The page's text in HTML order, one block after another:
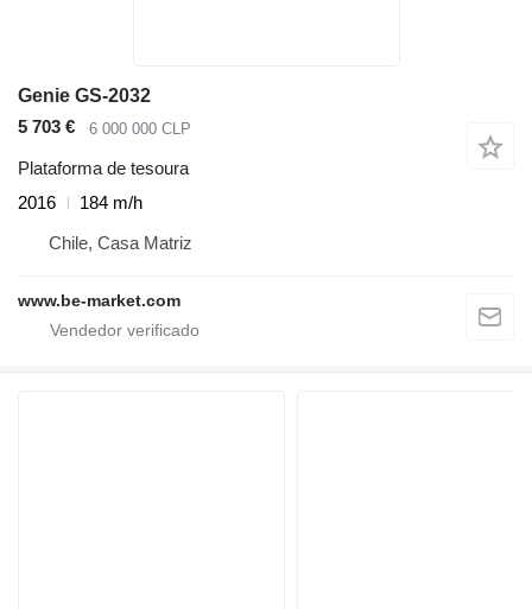
Genie GS-2032
5 703 €
6 000 000 CLP
Plataforma de tesoura
2016
184 m/h
Chile, Casa Matriz
www.be-market.com